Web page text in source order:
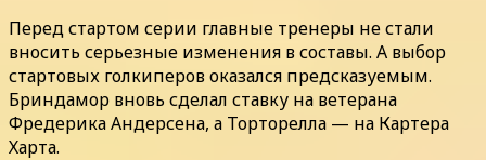
Перед стартом серии главные тренеры не стали
вносить серьезные изменения в составы. А выбор
стартовых голкиперов оказался предсказуемым.
Бриндамор вновь сделал ставку на ветерана
Фредерика Андерсена, а Торторелла — на Картера
Харта.